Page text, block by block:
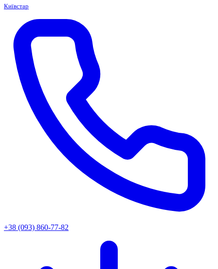
Київстар
+38 (093) 860-77-82